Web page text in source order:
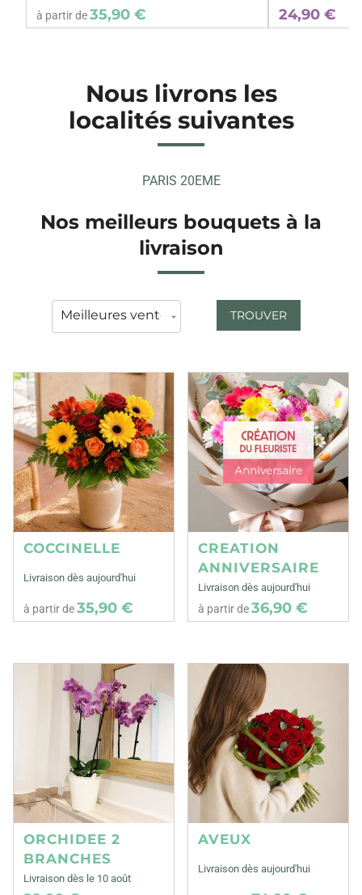
à partir de35,90 € 24,90 €
Nous livrons les
localités suivantes
PARIS 20EME
Nos meilleurs bouquets à la
livraison
TROUVER
COCCINELLE
Livraison dès aujourd'hui
à partir de35,90 €
CREATION
ANNIVERSAIRE
Livraison dès aujourd'hui
à partir de36,90 €
ORCHIDEE 2
BRANCHES
Livraison dès le 10 août
AVEUX
Livraison dès aujourd'hui